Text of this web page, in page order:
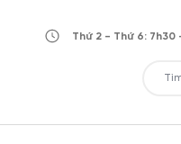
Thứ 2 - Thứ 6: 7h30